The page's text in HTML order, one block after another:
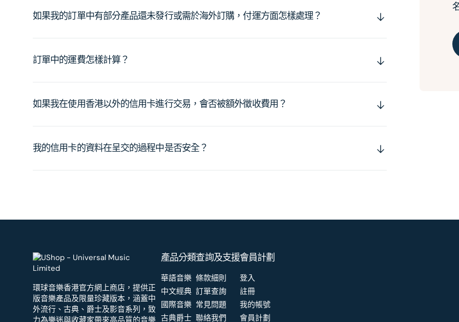
如果我的訂單中有部分產品還未發行或需於海外訂購，付運方面怎樣處理？
訂單中的運費怎樣計算？
如果我在使用香港以外的信用卡進行交易，會否被額外徵收費用？
我的信用卡的資料在呈交的過程中是否安全？
環球音樂香港官方網上商店，提供正
版音樂產品及限量珍藏版本，涵蓋中
外流行、古典、爵士及影音系列，致
力為樂迷與收藏家帶來高品質的音樂
產品分類
華語音樂
中文經典
國際音樂
古典爵士
查詢及支援
條款細則
訂單查詢
常見問題
聯絡我們
會員計劃
登入
註冊
我的帳號
會員計劃